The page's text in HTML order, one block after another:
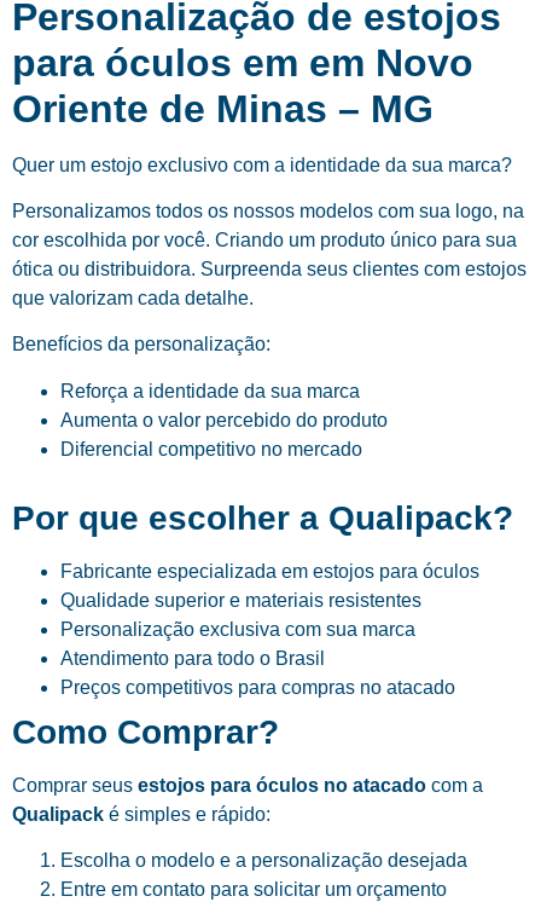
Personalização de estojos
para óculos em em Novo
Oriente de Minas – MG
Quer um estojo exclusivo com a identidade da sua marca?
Personalizamos todos os nossos modelos com sua logo, na
cor escolhida por você. Criando um produto único para sua
ótica ou distribuidora. Surpreenda seus clientes com estojos
que valorizam cada detalhe.
Benefícios da personalização:
Reforça a identidade da sua marca
Aumenta o valor percebido do produto
Diferencial competitivo no mercado
Por que escolher a Qualipack?
Fabricante especializada em estojos para óculos
Qualidade superior e materiais resistentes
Personalização exclusiva com sua marca
Atendimento para todo o Brasil
Preços competitivos para compras no atacado
Como Comprar?
Comprar seus estojos para óculos no atacado com a
Qualipack é simples e rápido:
Escolha o modelo e a personalização desejada
Entre em contato para solicitar um orçamento